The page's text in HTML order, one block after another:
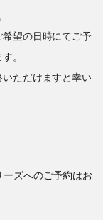
望の日時にてご予
。
ただけますと幸い